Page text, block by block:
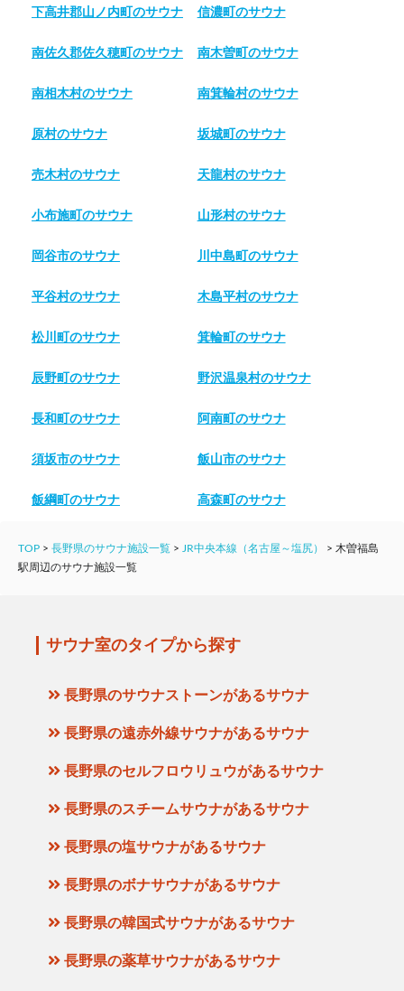
下高井郡山ノ内町のサウナ 信濃町のサウナ
南佐久郡佐久穂町のサウナ 南木曽町のサウナ
南相木村のサウナ 南箕輪村のサウナ
原村のサウナ 坂城町のサウナ
売木村のサウナ 天龍村のサウナ
小布施町のサウナ 山形村のサウナ
岡谷市のサウナ 川中島町のサウナ
平谷村のサウナ 木島平村のサウナ
松川町のサウナ 箕輪町のサウナ
辰野町のサウナ 野沢温泉村のサウナ
長和町のサウナ 阿南町のサウナ
須坂市のサウナ 飯山市のサウナ
飯綱町のサウナ 高森町のサウナ
TOP > 長野県のサウナ施設一覧 > JR中央本線（名古屋～塩尻） > 木曽福島
駅周辺のサウナ施設一覧
サウナ室のタイプから探す
長野県のサウナストーンがあるサウナ
長野県の遠赤外線サウナがあるサウナ
長野県のセルフロウリュウがあるサウナ
長野県のスチームサウナがあるサウナ
長野県の塩サウナがあるサウナ
長野県のボナサウナがあるサウナ
長野県の韓国式サウナがあるサウナ
長野県の薬草サウナがあるサウナ